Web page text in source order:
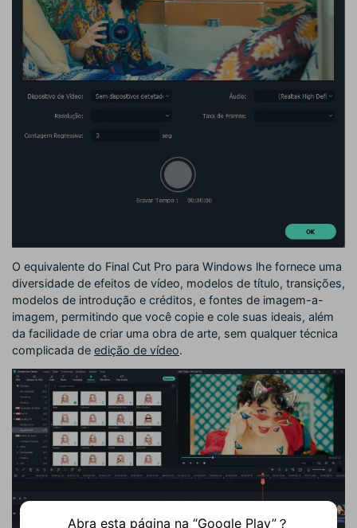
O equivalente do Final Cut Pro para Windows lhe fornece uma
diversidade de efeitos de vídeo, modelos de título, transições,
modelos de introdução e créditos, e fontes de imagem-a-
imagem, permitindo que você copie e cole suas ideais, além
da facilidade de criar uma obra de arte, sem qualquer técnica
complicada de edição de vídeo.
Abra esta página na “Google Play”？